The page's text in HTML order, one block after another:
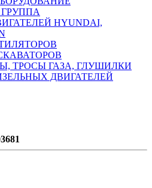
HYUNDAI,
ТРОСЫ ГАЗА, ГЛУШИЛКИ
ДВИГАТЕЛЕЙ